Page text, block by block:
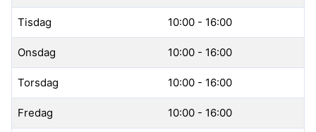
Tisdag 10:00 - 16:00
Onsdag 10:00 - 16:00
Torsdag 10:00 - 16:00
Fredag 10:00 - 16:00